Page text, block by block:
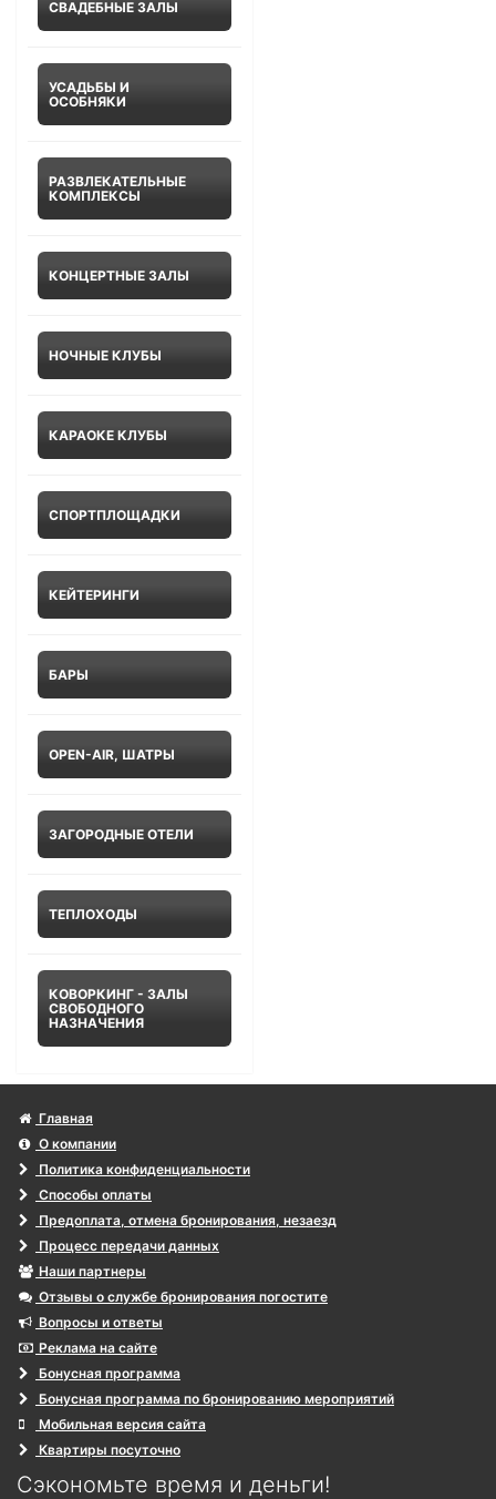
СВАДЕБНЫЕ ЗАЛЫ
УСАДЬБЫ И
ОСОБНЯКИ
РАЗВЛЕКАТЕЛЬНЫЕ
КОМПЛЕКСЫ
КОНЦЕРТНЫЕ ЗАЛЫ
НОЧНЫЕ КЛУБЫ
КАРАОКЕ КЛУБЫ
СПОРТПЛОЩАДКИ
КЕЙТЕРИНГИ
БАРЫ
OPEN-AIR, ШАТРЫ
ЗАГОРОДНЫЕ ОТЕЛИ
ТЕПЛОХОДЫ
КОВОРКИНГ - ЗАЛЫ
СВОБОДНОГО
НАЗНАЧЕНИЯ
Главная
О компании
Политика конфиденциальности
Способы оплаты
Предоплата, отмена бронирования, незаезд
Процесс передачи данных
Наши партнеры
Отзывы о службе бронирования погостите
Вопросы и ответы
Реклама на сайте
Бонусная программа
Бонусная программа по бронированию мероприятий
Мобильная версия сайта
Квартиры посуточно
Сэкономьте время и деньги!